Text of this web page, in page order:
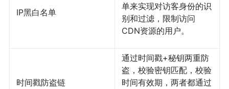
IP黑白名单
单来实现对访客身份的识
别和过滤，限制访问
CDN资源的用户。
时间戳防盗链
通过时间戳+秘钥两重防
盗，校验密钥匹配，校验
时间有效期，两者都通过